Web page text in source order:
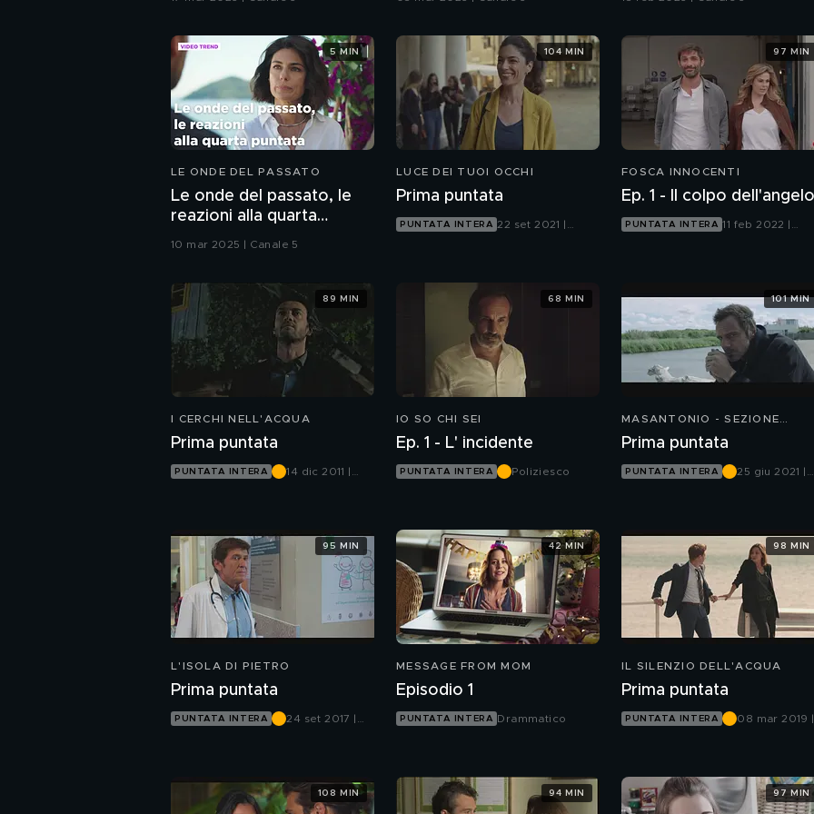
LE ONDE DEL PASSATO
Le onde del passato, le
reazioni alla quarta
10 mar 2025 | Canale 5
5 MIN
LUCE DEI TUOI OCCHI
Prima puntata
PUNTATA INTERA 22 set 2021 |
104 MIN
FOSCA INNOCENTI
Ep. 1 - Il colpo dell'angelo
PUNTATA INTERA 11 feb 2022 |
97 MIN
I CERCHI NELL'ACQUA
Prima puntata
PUNTATA INTERA
14 dic 2011 |
89 MIN
IO SO CHI SEI
Ep. 1 - L' incidente
PUNTATA INTERA Poliziesco
68 MIN
MASANTONIO - SEZIONE
Prima puntata
PUNTATA INTERA
25 giu 2021 |
101 MIN
L'ISOLA DI PIETRO
Prima puntata
PUNTATA INTERA
24 set 2017 |
95 MIN
MESSAGE FROM MOM
Episodio 1
PUNTATA INTERA Drammatico
42 MIN
IL SILENZIO DELL'ACQUA
Prima puntata
PUNTATA INTERA
08 mar 2019 |
98 MIN
108 MIN 94 MIN 97 MIN